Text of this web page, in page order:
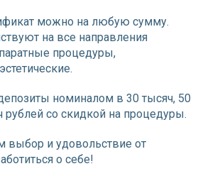
можно на любую сумму.
на все направления
процедуры,
номиналом в 30 тысяч, 50
рублей со скидкой на процедуры.
выбор и удовольствие от
о себе!